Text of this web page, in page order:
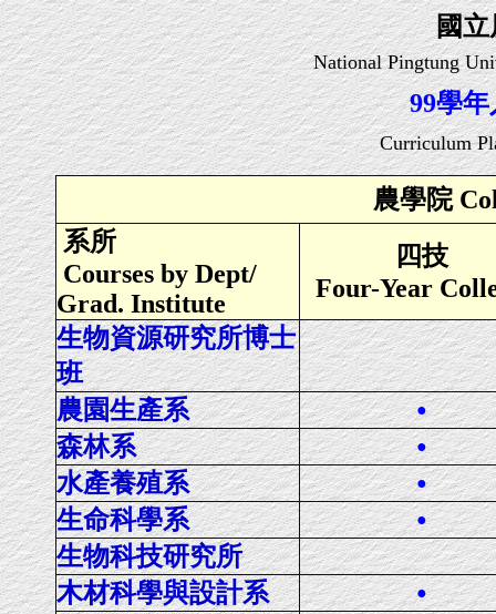
國
National Pingtung
99學
Curriculum
農學院
系所
Courses by Dept/
Grad. Institute
四技
Four-Year
生物資源研究所博士
班
農園生產系
●
森林系 ●
水產養殖系 ●
生命科學系 ●
生物科技研究所
木材科學與設計系
●